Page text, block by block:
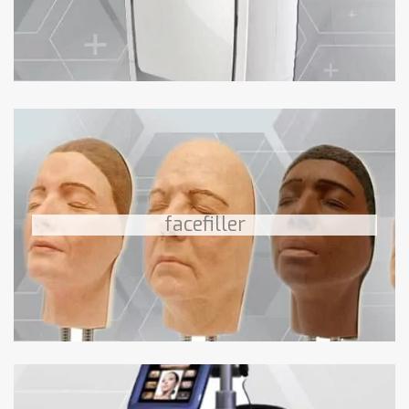
facefiller
FaceFiller
Simulation 3D du visage
en savoir +